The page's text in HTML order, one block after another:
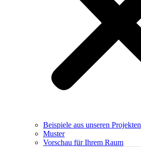
Beispiele aus unseren Projekten
Muster
Vorschau für Ihrem Raum